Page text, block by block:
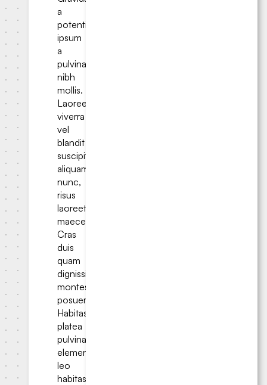
a
potenti
ipsum
a
pulvinar
nibh
mollis.
Laoreet
viverra
vel
blandit
suscipit
aliquam
nunc,
risus
laoreet
maecenas.
Cras
duis
quam
dignissim
montes
posuere.
Habitasse
platea
pulvinar
elementum
leo
habitasse